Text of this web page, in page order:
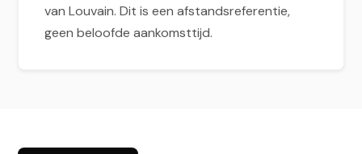
van Louvain. Dit is een afstandsreferentie,
geen beloofde aankomsttijd.